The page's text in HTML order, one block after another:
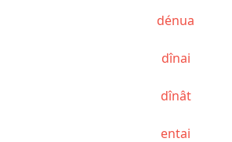
dénua
dînai
dînât
entai